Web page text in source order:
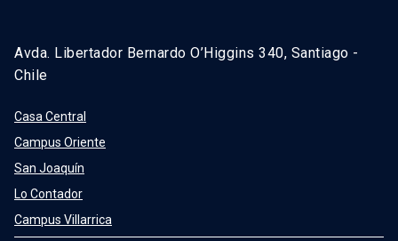
Avda. Libertador Bernardo O’Higgins 340, Santiago -
Chile
Casa Central
Campus Oriente
San Joaquín
Lo Contador
Campus Villarrica